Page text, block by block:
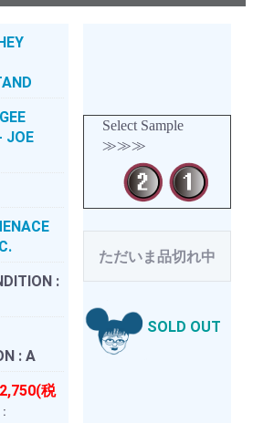
GEE
JOE
:
: A
税
:
Select Sample
≫≫≫
ただいま品切れ中
SOLD OUT